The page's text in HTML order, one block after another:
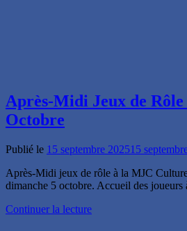
Après-Midi Jeux de Rôle
Octobre
Publié le 15 septembre 202515
Après-Midi jeux de rôle à la MJC
dimanche 5 octobre. Accueil des joueurs
Continuer la lecture